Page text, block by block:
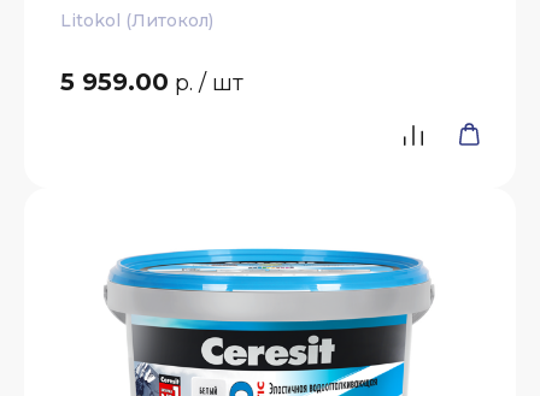
Litokol (Литокол)
5 959.00 р. / шт